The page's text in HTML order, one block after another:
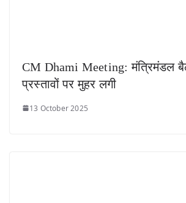
CM Dhami Meeting: मंत्रिमंडल
प्रस्तावों पर मुहर लगी
13 October 2025